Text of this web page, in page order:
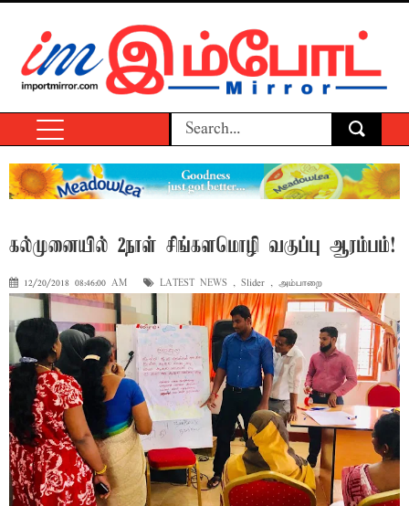
கல்முனையில் 2நாள் சிங்களமொழி வகுப்பு ஆரம்பம்!
12/20/2018 08:46:00 AM LATEST NEWS , Slider , அம்பாறை